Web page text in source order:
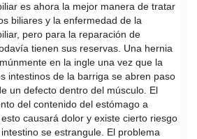
es ahora la mejor manera de tratar
biliares y la enfermedad de la
pero para la reparación de
tienen sus reservas. Una hernia
en la ingle una vez que la
intestinos de la barriga se abren paso
un defecto dentro del músculo. El
del contenido del estómago a
causará dolor y existe cierto riesgo
se estrangule. El problema